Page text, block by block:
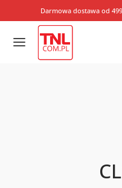
Darmowa dostawa od